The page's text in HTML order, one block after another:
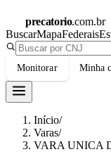
precatorio.com.br
BuscarMapaFederais
Monitorar Minha
Início/
Varas/
VARA UNICA